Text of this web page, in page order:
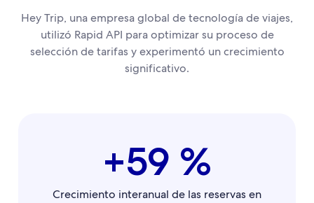
Hey Trip, una empresa global de tecnología de viajes,
utilizó Rapid API para optimizar su proceso de
selección de tarifas y experimentó un crecimiento
significativo.
+59 %
Crecimiento interanual de las reservas en